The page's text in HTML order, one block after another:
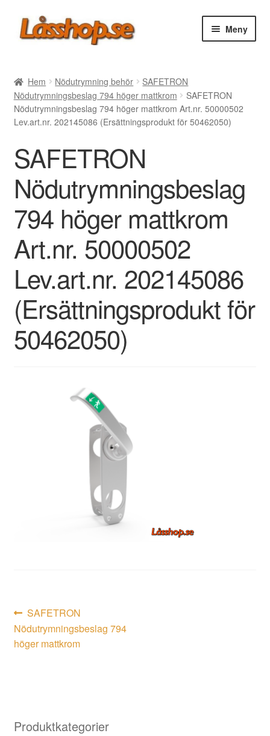
Hoppa
till
Hoppa
till
Meny
Rea
Vanliga frågor
Forum/Manualer/Råd
Support
Hem Nödutrymning behör
SAFETRON
Nödutrymningsbeslag 794 höger mattkrom
SAFETRON
Nödutrymningsbeslag 794 höger mattkrom Art.nr. 50000502
Lev.art.nr. 202145086 (Ersättningsprodukt för 50462050)
SAFETRON
Nödutrymningsbeslag
794 höger mattkrom
Art.nr. 50000502
Lev.art.nr. 202145086
(Ersättningsprodukt för
50462050)
Inläggsnavigering
Föregående
inlägg:
SAFETRON
Nödutrymningsbeslag 794
höger mattkrom
Produktkategorier